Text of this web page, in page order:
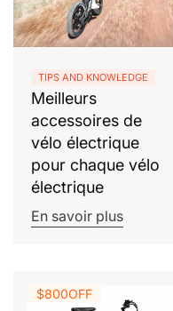
TIPS AND KNOWLEDGE
Meilleurs
accessoires de
vélo électrique
pour chaque vélo
électrique
En savoir plus
$800OFF